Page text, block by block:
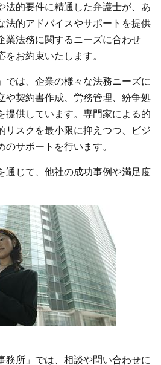
法的要件に精通した弁護士が、あ
法的アドバイスやサポートを提供
業法務に関するニーズに合わせ
お約束いたします。
では、企業の様々な法務ニーズに
や契約書作成、労務管理、紛争処
提供しています。専門家による的
リスクを最小限に抑えつつ、ビジ
サポートを行います。
通じて、他社の成功事例や満足度
務所」では、相談や問い合わせに